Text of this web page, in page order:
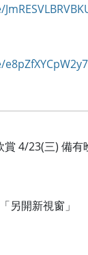
賞 4/23(三) 備
另開新視窗」